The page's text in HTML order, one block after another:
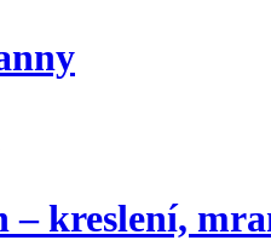
– kreslení,